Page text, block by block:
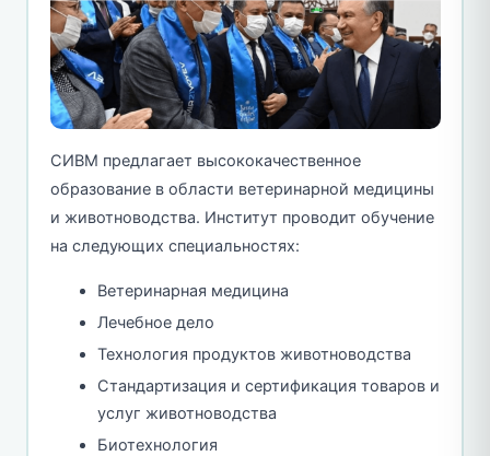
СИВМ предлагает высококачественное
образование в области ветеринарной медицины
и животноводства. Институт проводит обучение
на следующих специальностях:
Ветеринарная медицина
Лечебное дело
Технология продуктов животноводства
Стандартизация и сертификация товаров и
услуг животноводства
Биотехнология